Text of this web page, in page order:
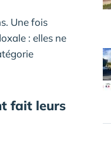
Une fois
: elles ne
fait leurs